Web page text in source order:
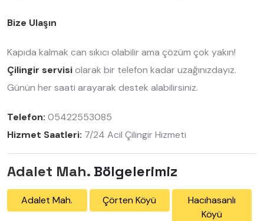
Bize Ulaşın
Kapıda kalmak can sıkıcı olabilir ama çözüm çok yakın!
Çilingir servisiolarak bir telefon kadar uzağınızdayız.
Günün her saati arayarak destek alabilirsiniz.
Telefon: 05422553085
Hizmet Saatleri: 7/24 Acil Çilingir Hizmeti
Adalet Mah. Bölgelerimiz
Adalet Mah. Çörten Köyü
Hacıhasanlı
Köyü